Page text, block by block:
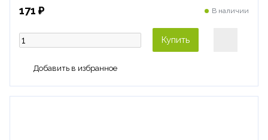
171 ₽ В наличии
Купить